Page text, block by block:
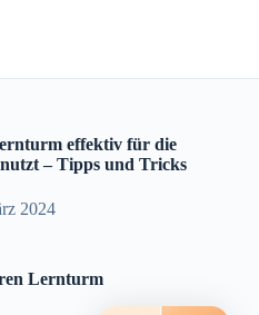
effektiv für die
– Tipps und Tricks
2024
Lernturm